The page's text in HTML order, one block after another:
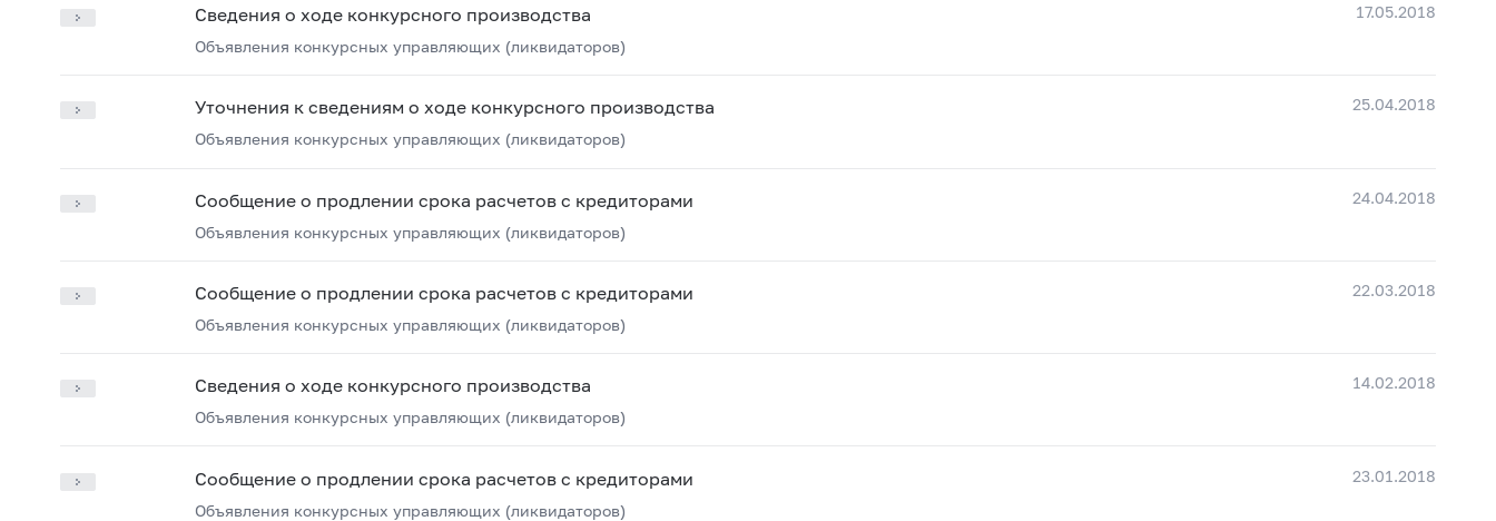
17.05.2018
Сведения о ходе конкурсного производства
Объявления конкурсных управляющих (ликвидаторов)
25.04.2018
Уточнения к сведениям о ходе конкурсного производства
Объявления конкурсных управляющих (ликвидаторов)
24.04.2018
Сообщение о продлении срока расчетов с кредиторами
Объявления конкурсных управляющих (ликвидаторов)
22.03.2018
Сообщение о продлении срока расчетов с кредиторами
Объявления конкурсных управляющих (ликвидаторов)
14.02.2018
Сведения о ходе конкурсного производства
Объявления конкурсных управляющих (ликвидаторов)
23.01.2018
Сообщение о продлении срока расчетов с кредиторами
Объявления конкурсных управляющих (ликвидаторов)